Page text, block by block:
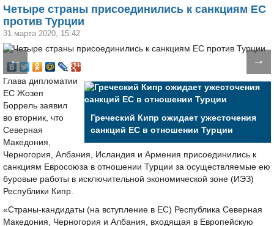
Четыре страны присоединились к санкциям ЕС
против Турции
31 марта 2020, 15:42
← →
Греческий Кипр ожидает ужесточения
санкций ЕС в отношении Турции
Глава дипломатии
ЕС Жозеп
Боррель заявил
во вторник, что
Северная
Македония,
Черногория, Албания, Исландия и Армения присоединились к
санкциям Евросоюза в отношении Турции за осуществляемые ею
буровые работы в исключительной экономической зоне (ИЭЗ)
Республики Кипр.
«Страны-кандидаты (на вступление в ЕС) Республика Северная
Македония, Черногория и Албания, входящая в Европейскую